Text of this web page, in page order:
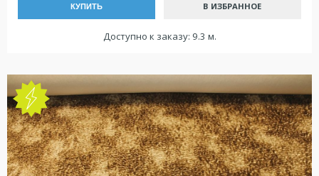
КУПИТЬ В ИЗБРАННОЕ
Доступно к заказу: 9.3 м.